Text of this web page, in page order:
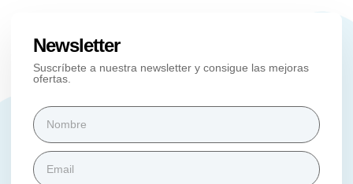
Newsletter
Suscríbete a nuestra newsletter y consigue las mejoras
ofertas.